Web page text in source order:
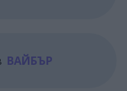
ВАЙБЪР